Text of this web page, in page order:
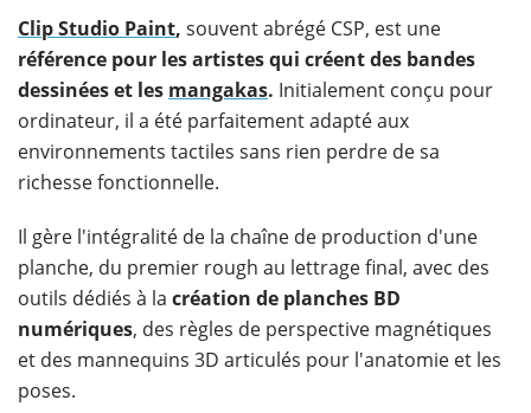
Clip Studio Paint, souvent abrégé CSP, est une
référence pour les artistes qui créent des bandes
dessinées et les mangakas. Initialement conçu pour
ordinateur, il a été parfaitement adapté aux
environnements tactiles sans rien perdre de sa
richesse fonctionnelle.
Il gère l'intégralité de la chaîne de production d'une
planche, du premier rough au lettrage final, avec des
outils dédiés à la création de planches BD
numériques, des règles de perspective magnétiques
et des mannequins 3D articulés pour l'anatomie et les
poses.